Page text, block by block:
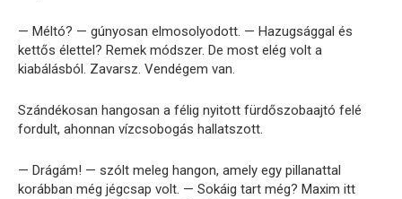
— Méltó? — gúnyosan elmosolyodott. — Hazugsággal és
kettős élettel? Remek módszer. De most elég volt a
kiabálásból. Zavarsz. Vendégem van.
Szándékosan hangosan a félig nyitott fürdőszobaajtó felé
fordult, ahonnan vízcsobogás hallatszott.
— Drágám! — szólt meleg hangon, amely egy pillanattal
korábban még jégcsap volt. — Sokáig tart még? Maxim itt